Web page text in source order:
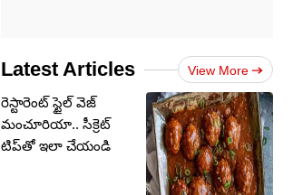
Latest Articles View More
రెస్టారెంట్ స్టైల్ వెజ్
మంచూరియా.. సీక్రెట్
టిప్‌తో ఇలా చేయండి